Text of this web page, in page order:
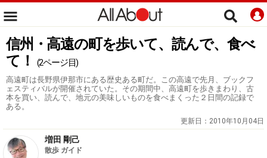
信州・高遠の町を歩いて、読んで、食べ
て！
(2ページ目)
高遠町は長野県伊那市にある歴史ある町だ。この高遠で先月、ブックフ
ェスティバルが開催されていた。その期間中、高遠町を歩きまわり、古
本を買い、読んで、地元の美味しいものを食べまくった２日間の記録で
ある。
更新日： 2010年10月04日
増田 剛己
散歩 ガイド